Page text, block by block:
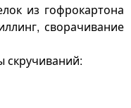
из гофрокартона
сворачивание
скручиваний: